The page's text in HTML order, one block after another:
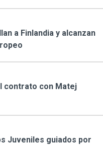
a Finlandia y alcanzan
contrato con Matej
Juveniles guiados por